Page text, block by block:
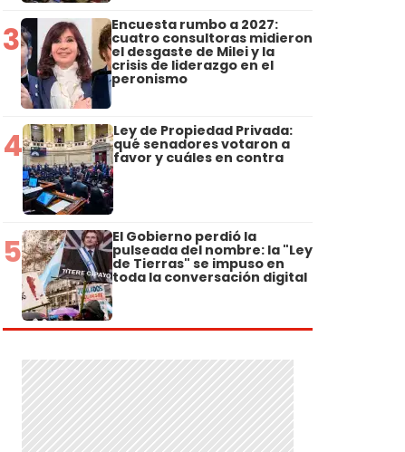
3 Encuesta rumbo a 2027:
cuatro consultoras midieron
el desgaste de Milei y la
crisis de liderazgo en el
peronismo
4 Ley de Propiedad Privada:
qué senadores votaron a
favor y cuáles en contra
5 El Gobierno perdió la
pulseada del nombre: la "Ley
de Tierras" se impuso en
toda la conversación digital